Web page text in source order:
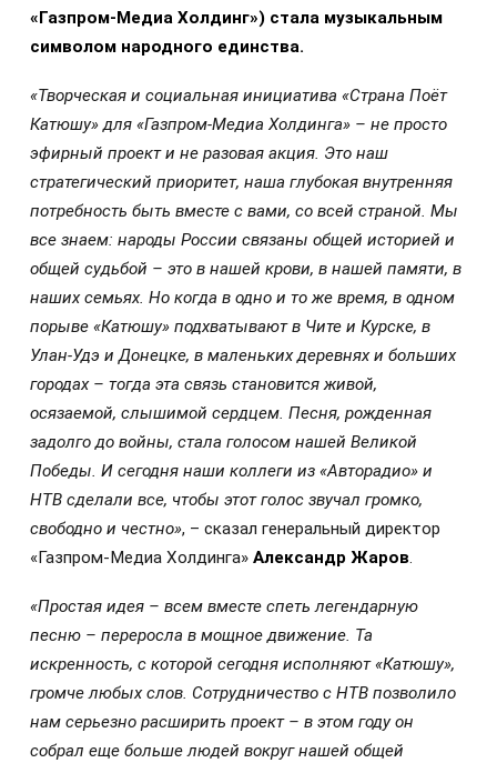
«Газпром-Медиа Холдинг») стала музыкальным
символом народного единства.
«Творческая и социальная инициатива «Страна Поёт
Катюшу» для «Газпром-Медиа Холдинга» – не просто
эфирный проект и не разовая акция. Это наш
стратегический приоритет, наша глубокая внутренняя
потребность быть вместе с вами, со всей страной. Мы
все знаем: народы России связаны общей историей и
общей судьбой – это в нашей крови, в нашей памяти, в
наших семьях. Но когда в одно и то же время, в одном
порыве «Катюшу» подхватывают в Чите и Курске, в
Улан-Удэ и Донецке, в маленьких деревнях и больших
городах – тогда эта связь становится живой,
осязаемой, слышимой сердцем. Песня, рожденная
задолго до войны, стала голосом нашей Великой
Победы. И сегодня наши коллеги из «Авторадио» и
НТВ сделали все, чтобы этот голос звучал громко,
свободно и честно», – сказал генеральный директор
«Газпром-Медиа Холдинга» Александр Жаров.
«Простая идея – всем вместе спеть легендарную
песню – переросла в мощное движение. Та
искренность, с которой сегодня исполняют «Катюшу»,
громче любых слов. Сотрудничество с НТВ позволило
нам серьезно расширить проект – в этом году он
собрал еще больше людей вокруг нашей общей